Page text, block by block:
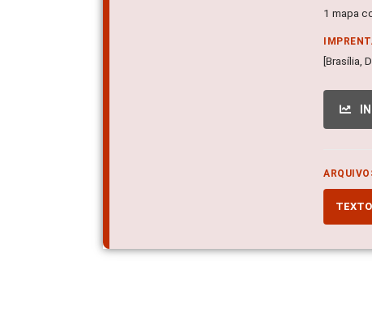
1 mapa
[Brasília,